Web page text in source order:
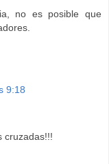
no es posible que
9:18
cruzadas!!!